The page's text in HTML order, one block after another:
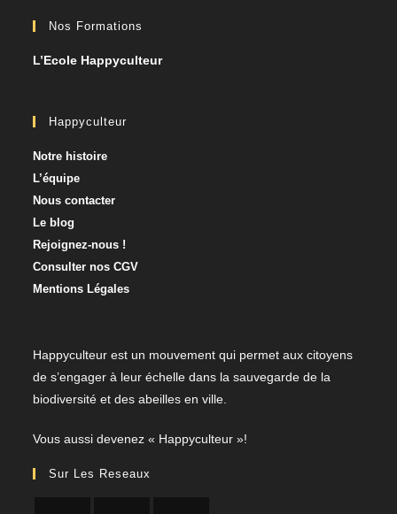
Nos Formations
L’Ecole Happyculteur
Happyculteur
Notre histoire
L’équipe
Nous contacter​
Le blog
Rejoignez-nous !
Consulter nos CGV
Mentions Légales
Happyculteur est un mouvement qui permet aux citoyens
de s’engager à leur échelle dans la sauvegarde de la
biodiversité et des abeilles en ville.
​Vous aussi devenez « Happyculteur »!
Sur Les Reseaux